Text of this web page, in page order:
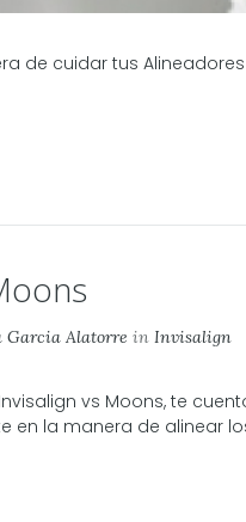
de cuidar tus
Garcia Alatorre in Invisalign
vs Moons, te
en la manera de alinear